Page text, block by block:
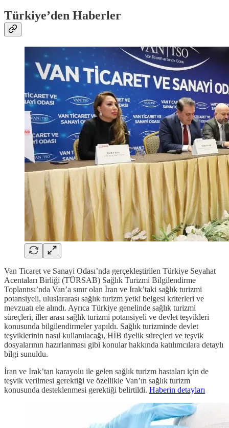
Türkiye’den Haberler
Van Ticaret ve Sanayi Odası’nda gerçekleştirilen Türkiye Seyahat
Acentaları Birliği (TÜRSAB) Sağlık Turizmi Bilgilendirme
Toplantısı’nda Van’a sınır olan İran ve Irak’taki sağlık turizmi
potansiyeli, uluslararası sağlık turizm yetki belgesi kriterleri ve
mevzuatı ele alındı. Ayrıca Türkiye genelinde sağlık turizmi
süreçleri, iller arası sağlık turizmi potansiyeli ve devlet teşvikleri
konusunda bilgilendirmeler yapıldı. Sağlık turizminde devlet
teşviklerinin nasıl kullanılacağı, HİB üyelik süreçleri ve teşvik
dosyalarının hazırlanması gibi konular hakkında katılımcılara detaylı
bilgi sunuldu.
İran ve Irak’tan karayolu ile gelen sağlık turizm hastaları için de
teşvik verilmesi gerektiği ve özellikle Van’ın sağlık turizm
konusunda desteklenmesi gerektiği belirtildi. Haberin detayları